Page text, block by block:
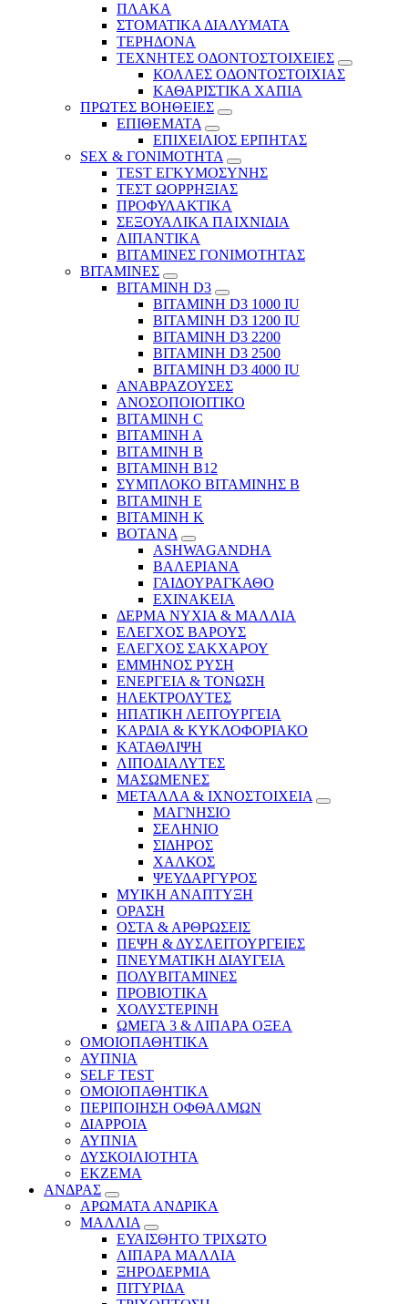
ΠΛΑΚΑ
ΣΤΟΜΑΤΙΚΑ ΔΙΑΛΥΜΑΤΑ
ΤΕΡΗΔΟΝΑ
ΤΕΧΝΗΤΕΣ ΟΔΟΝΤΟΣΤΟΙΧΕΙΕΣ
ΚΟΛΛΕΣ ΟΔΟΝΤΟΣΤΟΙΧΙΑΣ
ΚΑΘΑΡΙΣΤΙΚΑ ΧΑΠΙΑ
ΠΡΩΤΕΣ ΒΟΗΘΕΙΕΣ
ΕΠΙΘΕΜΑΤΑ
ΕΠΙΧΕΙΛΙΟΣ ΕΡΠΗΤΑΣ
SEX & ΓΟΝΙΜΟΤΗΤΑ
TEST ΕΓΚΥΜΟΣΥΝΗΣ
ΤΕΣΤ ΩΟΡΡΗΞΙΑΣ
ΠΡΟΦΥΛΑΚΤΙΚΑ
ΣΕΞΟΥΑΛΙΚΑ ΠΑΙΧΝΙΔΙΑ
ΛΙΠΑΝΤΙΚΑ
ΒΙΤΑΜΙΝΕΣ ΓΟΝΙΜΟΤΗΤΑΣ
ΒΙΤΑΜΙΝΕΣ
ΒΙΤΑΜΙΝΗ D3
ΒΙΤΑΜΙΝΗ D3 1000 IU
ΒΙΤΑΜΙΝΗ D3 1200 IU
ΒΙΤΑΜΙΝΗ D3 2200
ΒΙΤΑΜΙΝΗ D3 2500
BITAMINH D3 4000 IU
ΑΝΑΒΡΑΖΟΥΣΕΣ
ΑΝΟΣΟΠΟΙΟΙΤΙΚΟ
ΒΙΤΑΜΙΝΗ C
ΒΙΤΑΜΙΝΗ Α
ΒΙΤΑΜΙΝΗ Β
ΒΙΤΑΜΙΝΗ Β12
ΣΥΜΠΛΟΚΟ ΒΙΤΑΜΙΝΗΣ Β
ΒΙΤΑΜΙΝΗ Ε
ΒΙΤΑΜΙΝΗ Κ
ΒΟΤΑΝΑ
ASHWAGANDHA
ΒΑΛΕΡΙΑΝΑ
ΓΑΙΔΟΥΡΑΓΚΑΘΟ
ΕΧΙΝΑΚΕΙΑ
ΔΕΡΜΑ ΝΥΧΙΑ & ΜΑΛΛΙΑ
ΕΛΕΓΧΟΣ ΒΑΡΟΥΣ
ΕΛΕΓΧΟΣ ΣΑΚΧΑΡΟΥ
ΕΜΜΗΝΟΣ ΡΥΣΗ
ΕΝΕΡΓΕΙΑ & ΤΟΝΩΣΗ
ΗΛΕΚΤΡΟΛΥΤΕΣ
ΗΠΑΤΙΚΗ ΛΕΙΤΟΥΡΓΕΙΑ
ΚΑΡΔΙΑ & ΚΥΚΛΟΦΟΡΙΑΚΟ
ΚΑΤΑΘΛΙΨΗ
ΛΙΠΟΔΙΑΛΥΤΕΣ
ΜΑΣΩΜΕΝΕΣ
ΜΕΤΑΛΛΑ & ΙΧΝΟΣΤΟΙΧΕΙΑ
ΜΑΓΝΗΣΙΟ
ΣΕΛΗΝΙΟ
ΣΙΔΗΡΟΣ
ΧΑΛΚΟΣ
ΨΕΥΔΑΡΓΥΡΟΣ
ΜΥΙΚΗ ΑΝΑΠΤΥΞΗ
ΟΡΑΣΗ
ΟΣΤΑ & ΑΡΘΡΩΣΕΙΣ
ΠΕΨΗ & ΔΥΣΛΕΙΤΟΥΡΓΕΙΕΣ
ΠΝΕΥΜΑΤΙΚΗ ΔΙΑΥΓΕΙΑ
ΠΟΛΥΒΙΤΑΜΙΝΕΣ
ΠΡΟΒΙΟΤΙΚΑ
ΧΟΛΥΣΤΕΡΙΝΗ
ΩΜΕΓΑ 3 & ΛΙΠΑΡΑ ΟΞΕΑ
ΟΜΟΙΟΠΑΘΗΤΙΚΑ
ΑΥΠΝΙΑ
SELF TEST
ΟΜΟΙΟΠΑΘΗΤΙΚΑ
ΠΕΡΙΠΟΙΗΣΗ ΟΦΘΑΛΜΩΝ
ΔΙΑΡΡΟΙΑ
ΑΥΠΝΙΑ
ΔΥΣΚΟΙΛΙΟΤΗΤΑ
ΕΚΖΕΜΑ
ΑΝΔΡΑΣ
ΑΡΩΜΑΤΑ ΑΝΔΡΙΚΑ
ΜΑΛΛΙΑ
ΕΥΑΙΣΘΗΤΟ ΤΡΙΧΩΤΟ
ΛΙΠΑΡΑ ΜΑΛΛΙΑ
ΞΗΡΟΔΕΡΜΙΑ
ΠΙΤΥΡΙΔΑ